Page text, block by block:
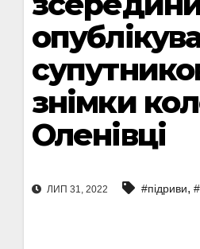
знімки
Оленівці
ЛИП 31, 2022 #підриви,